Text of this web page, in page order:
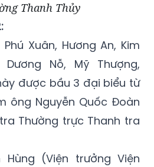
Thanh Thủy
Xuân, Hương An, Kim
Dương Nỗ, Mỹ Thượng,
được bầu 3 đại biểu từ
ông Nguyễn Quốc Đoàn
Thường trực Thanh tra
Hùng (Viện trưởng Viện